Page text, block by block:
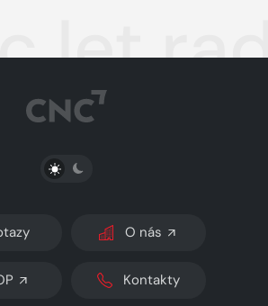
let
PŘEPNOUT SVĚTLÝ/TMAVÝ REŽIM
O nás
Kontakty